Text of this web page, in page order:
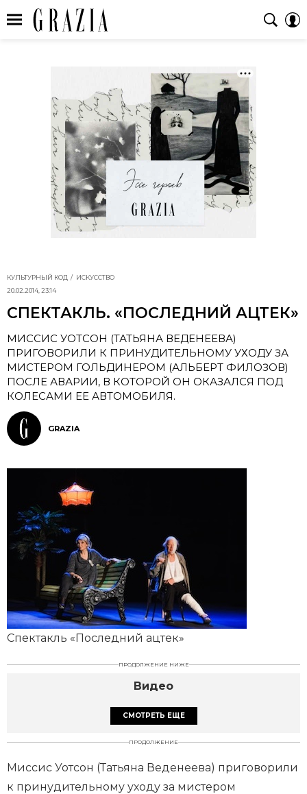
КУЛЬТУРНЫЙ КОД
ИСКУССТВО
20.02.2014, 23:14
СПЕКТАКЛЬ. «ПОСЛЕДНИЙ АЦТЕК»
МИССИС УОТСОН (ТАТЬЯНА ВЕДЕНЕЕВА)
ПРИГОВОРИЛИ К ПРИНУДИТЕЛЬНОМУ УХОДУ ЗА
МИСТЕРОМ ГОЛЬДИНЕРОМ (АЛЬБЕРТ ФИЛОЗОВ)
ПОСЛЕ АВАРИИ, В КОТОРОЙ ОН ОКАЗАЛСЯ ПОД
КОЛЕСАМИ ЕЕ АВТОМОБИЛЯ.
GRAZIA
Спектакль «Последний ацтек»
ПРОДОЛЖЕНИЕ НИЖЕ
Видео
СМОТРЕТЬ ЕЩЕ
ПРОДОЛЖЕНИЕ
Миссис Уотсон (Татьяна Веденеева) приговорили
к принудительному уходу за мистером